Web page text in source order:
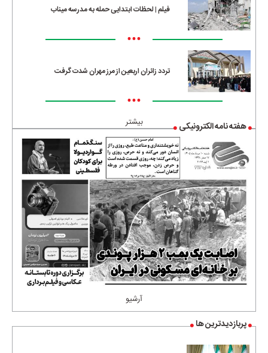
فیلم | لحظات ابتدایی حمله به مدرسه میناب
•••
تردد زائران اربعین از مرز مهران شدت گرفت
•••
بیشتر هفته نامه الکترونیکی
آرشیو
پربازدیدترین ها